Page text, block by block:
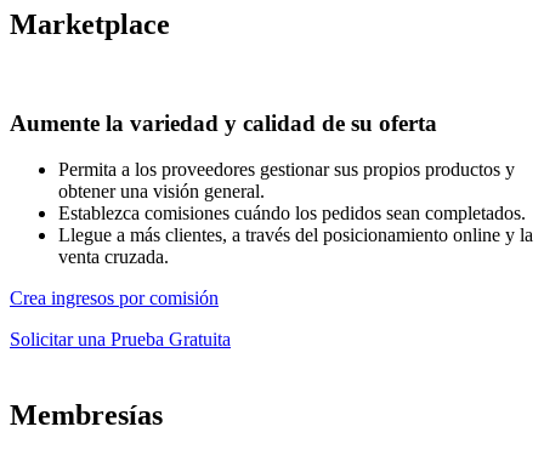
Marketplace
Aumente la variedad y calidad de su oferta
Permita a los proveedores gestionar sus propios productos y
obtener una visión general.
Establezca comisiones cuándo los pedidos sean completados.
Llegue a más clientes, a través del posicionamiento online y la
venta cruzada.
Crea ingresos por comisión
Solicitar una Prueba Gratuita
Membresías